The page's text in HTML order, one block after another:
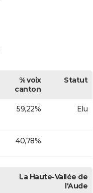
% voix
canton
Statut
59,22% Elu
40,78%
La Haute-Vallée de
l'Aude